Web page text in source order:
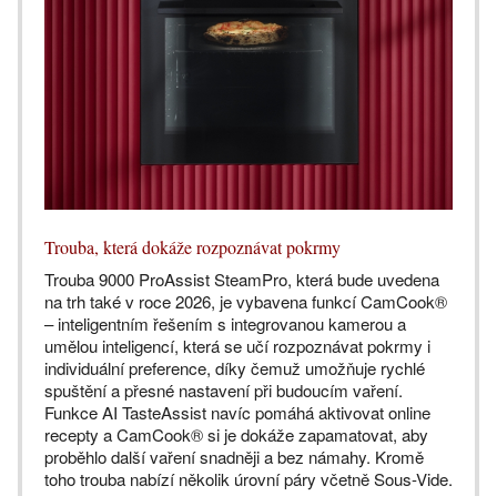
Trouba, která dokáže rozpoznávat pokrmy
Trouba 9000 ProAssist SteamPro, která bude uvedena
na trh také v roce 2026, je vybavena funkcí CamCook®
– inteligentním řešením s integrovanou kamerou a
umělou inteligencí, která se učí rozpoznávat pokrmy i
individuální preference, díky čemuž umožňuje rychlé
spuštění a přesné nastavení při budoucím vaření.
Funkce AI TasteAssist navíc pomáhá aktivovat online
recepty a CamCook® si je dokáže zapamatovat, aby
proběhlo další vaření snadněji a bez námahy. Kromě
toho trouba nabízí několik úrovní páry včetně Sous-Vide.